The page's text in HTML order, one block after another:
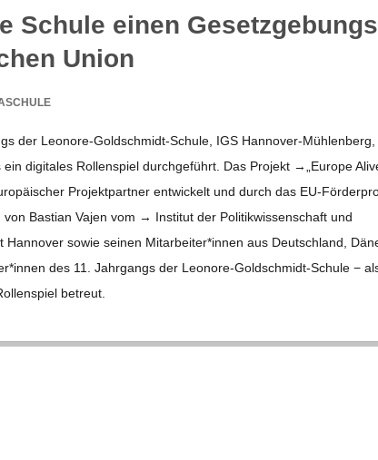
Schule einen
Union
der Leo­­nore-Gol­d­­schmidt-Schule, IGS Han­­no­­ver-Müh­­len­­berg,
digi­ta­les Rol­len­spiel durch­ge­führt. Das Pro­jekt →„Europe
Pro­jekt­part­ner ent­wi­ckelt und durch das EU-
Bas­tian Vajen vom → Insti­tut der Poli­tik­wis­sen­schaft und
Han­no­ver sowie sei­nen Mitarbeiter*innen aus Deutsch­land,
des 11. Jahr­gangs der Leo­­nore-Gol­d­­schmidt-Schule −
betreut.